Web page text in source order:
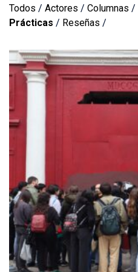
Todos / Actores / Columnas /
Prácticas / Reseñas /